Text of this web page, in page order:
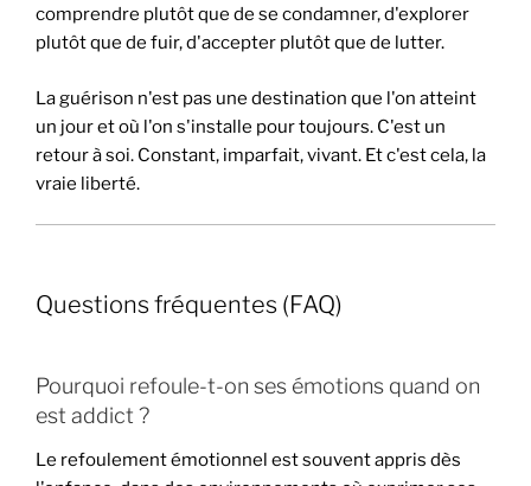
comprendre plutôt que de se condamner, d'explorer
plutôt que de fuir, d'accepter plutôt que de lutter.
La guérison n'est pas une destination que l'on atteint
un jour et où l'on s'installe pour toujours. C'est un
retour à soi. Constant, imparfait, vivant. Et c'est cela, la
vraie liberté.
Questions fréquentes (FAQ)
Pourquoi refoule-t-on ses émotions quand on
est addict ?
Le refoulement émotionnel est souvent appris dès